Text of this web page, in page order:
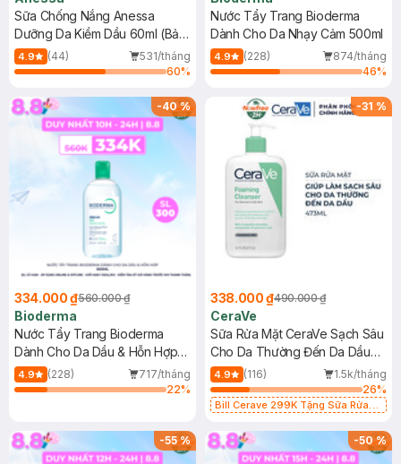
Sữa Chống Nắng Anessa
Dưỡng Da Kiềm Dầu 60ml (Bản
Mới)
4.9 (44)
531/tháng
60%
Nước Tẩy Trang Bioderma
Dành Cho Da Nhạy Cảm 500ml
4.9 (228)
874/tháng
46%
-40%
334.000 ₫560.000 ₫
Bioderma
Nước Tẩy Trang Bioderma
Dành Cho Da Dầu & Hỗn Hợp
500ml
4.9 (228)
717/tháng
22%
-31 %
338.000 ₫490.000 ₫
CeraVe
Sữa Rửa Mặt CeraVe Sạch Sâu
Cho Da Thường Đến Da Dầu
473ml
4.9 (116)
1.5k/tháng
26%
Bill Cerave 299K Tặng Sữa Rửa
-55% -50%